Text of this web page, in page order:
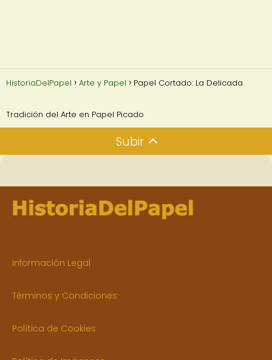
HistoriaDelPapel Arte y Papel Papel Cortado: La Delicada
Tradición del Arte en Papel Picado
Subir
Información Legal
Términos y Condiciones
Política de Cookies